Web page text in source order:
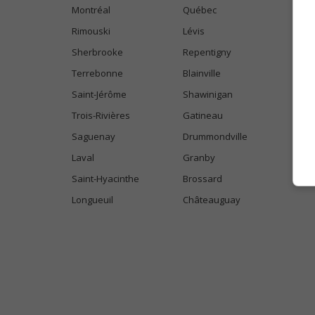
Montréal
Québec
Rimouski
Lévis
Sherbrooke
Repentigny
Terrebonne
Blainville
Saint-Jérôme
Shawinigan
Trois-Rivières
Gatineau
Saguenay
Drummondville
Laval
Granby
Saint-Hyacinthe
Brossard
Longueuil
Châteauguay